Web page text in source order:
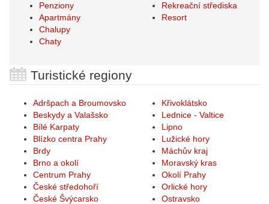
Penziony
Apartmány
Chalupy
Chaty
Rekreační střediska
Resort
Turistické regiony
Adršpach a Broumovsko
Beskydy a Valašsko
Bílé Karpaty
Blízko centra Prahy
Brdy
Brno a okolí
Centrum Prahy
České středohoří
České Švýcarsko
Křivoklátsko
Lednice - Valtice
Lipno
Lužické hory
Máchův kraj
Moravský kras
Okolí Prahy
Orlické hory
Ostravsko